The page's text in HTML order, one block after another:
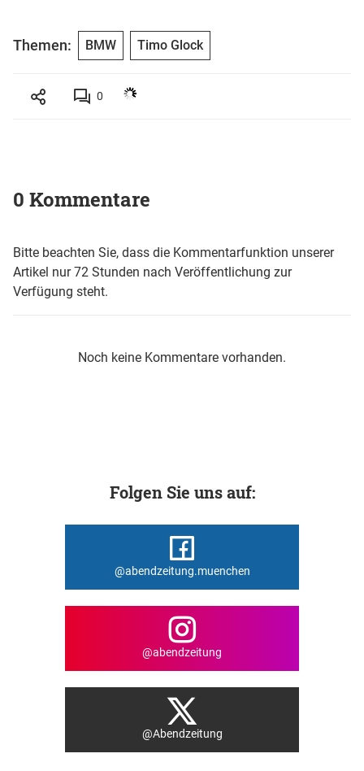
Themen: BMW Timo Glock
0
0 Kommentare
Bitte beachten Sie, dass die Kommentarfunktion unserer
Artikel nur 72 Stunden nach Veröffentlichung zur
Verfügung steht.
Noch keine Kommentare vorhanden.
Folgen Sie uns auf:
@abendzeitung.muenchen
@abendzeitung
@Abendzeitung